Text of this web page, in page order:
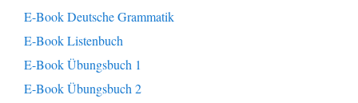
E-Book Deutsche Grammatik
E-Book Listenbuch
E-Book Übungsbuch 1
E-Book Übungsbuch 2